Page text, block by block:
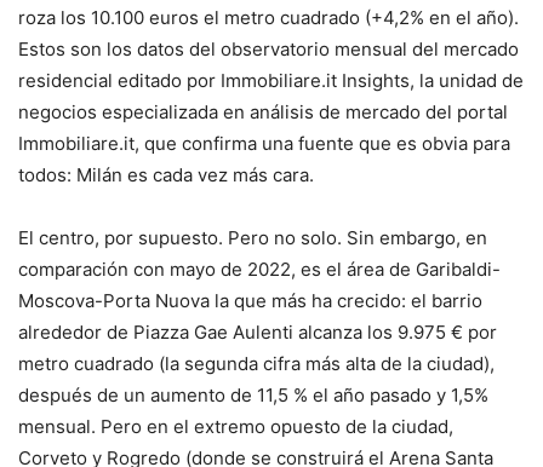
roza los 10.100 euros el metro cuadrado (+4,2% en el año).
Estos son los datos del observatorio mensual del mercado
residencial editado por Immobiliare.it Insights, la unidad de
negocios especializada en análisis de mercado del portal
Immobiliare.it, que confirma una fuente que es obvia para
todos: Milán es cada vez más cara.
El centro, por supuesto. Pero no solo. Sin embargo, en
comparación con mayo de 2022, es el área de Garibaldi-
Moscova-Porta Nuova la que más ha crecido: el barrio
alrededor de Piazza Gae Aulenti alcanza los 9.975 € por
metro cuadrado (la segunda cifra más alta de la ciudad),
después de un aumento de 11,5 % el año pasado y 1,5%
mensual. Pero en el extremo opuesto de la ciudad,
Corveto y Rogredo (donde se construirá el Arena Santa